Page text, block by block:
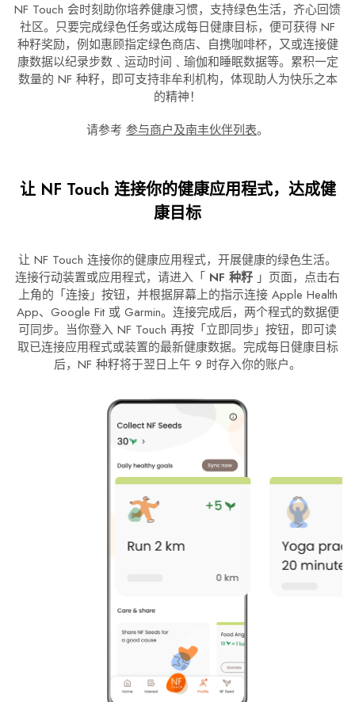
NF Touch 会时刻助你培养健康习惯，支持绿色生活，齐心回馈
社区。只要完成绿色任务或达成每日健康目标，便可获得 NF
种籽奖励，例如惠顾指定绿色商店、自携咖啡杯，又或连接健
康数据以纪录步数﹑运动时间﹑瑜伽和睡眠数据等。累积一定
数量的 NF 种籽，即可支持非牟利机构，体现助人为快乐之本
的精神！
请参考 参与商户及南丰伙伴列表。
让 NF Touch 连接你的健康应用程式，达成健
康目标
让 NF Touch 连接你的健康应用程式，开展健康的绿色生活。
连接行动装置或应用程式，请进入「 NF 种籽 」页面，点击右
上角的「连接」按钮，并根据屏幕上的指示连接 Apple Health
App、Google Fit 或 Garmin。连接完成后，两个程式的数据便
可同步。当你登入 NF Touch 再按「立即同歩」按钮，即可读
取已连接应用程式或装置的最新健康数据。完成每日健康目标
后，NF 种籽将于翌日上午 9 时存入你的账户。